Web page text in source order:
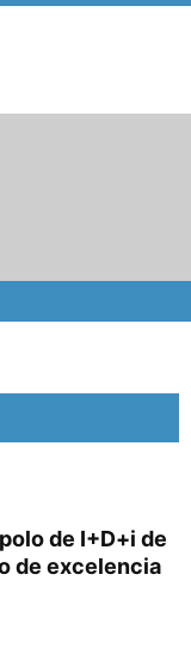
de I+D+i de
de excelencia